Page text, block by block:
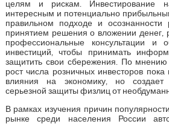
целям и рискам. Инвестирование
интересным и потенциально
правильном подходе и осознанности
принятием решения о вложении денег,
профессиональные консультации и
инвестиций, чтобы принимать
защитить свои сбережения. По
рост числа розничных инвесторов пока
влияния на экономику, но создает
серьезной защиты физлиц от
В рамках изучения причин
рынке среди населения России